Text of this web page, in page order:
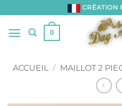
au
contenu
CRÉATION
0
ACCUEIL / MAILLOT 2